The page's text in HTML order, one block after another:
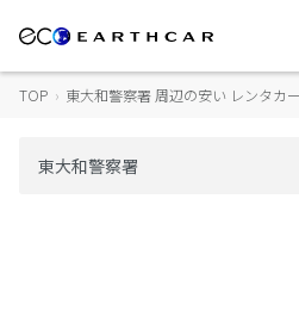
TOP › 東大和警察署 周辺の安い レンタカ